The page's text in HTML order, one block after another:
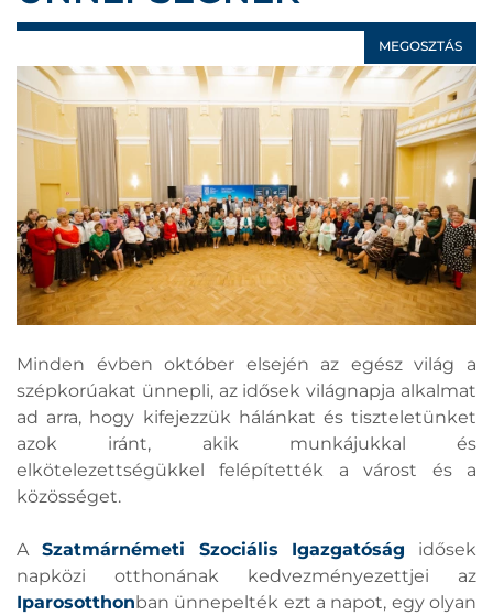
MEGOSZTÁS
Minden évben október elsején az egész világ a
szépkorúakat ünnepli, az idősek világnapja alkalmat
ad arra, hogy kifejezzük hálánkat és tiszteletünket
azok iránt, akik munkájukkal és
elkötelezettségükkel felépítették a várost és a
közösséget.
A Szatmárnémeti Szociális Igazgatóság idősek
napközi otthonának kedvezményezettjei az
Iparosotthonban ünnepelték ezt a napot, egy olyan